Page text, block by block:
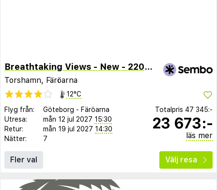
Breathtaking Views - New - 220M2 - 5 Br - Walks
Torshamn, Färöarna
12°C
Flyg från:
Göteborg - Färöarna
Utresa:
mån 12 jul 2027 15:30
Retur:
mån 19 jul 2027 14:30
Nätter:
7
Totalpris 47 345:-
23 673:-
läs mer
Fler val Välj resa